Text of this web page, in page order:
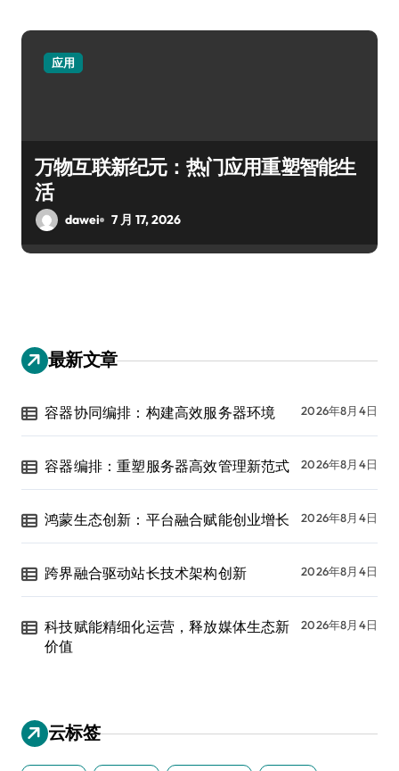
应用
万物互联新纪元：热门应用重塑智能生
活
dawei 7 月 17, 2026
最新文章
容器协同编排：构建高效服务器环境 2026年8月4日
容器编排：重塑服务器高效管理新范式 2026年8月4日
鸿蒙生态创新：平台融合赋能创业增长 2026年8月4日
跨界融合驱动站长技术架构创新 2026年8月4日
科技赋能精细化运营，释放媒体生态新
价值
2026年8月4日
云标签